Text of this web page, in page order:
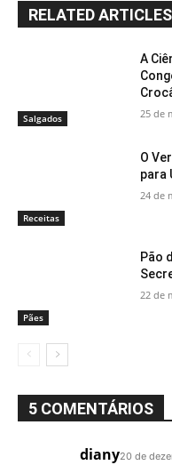
RELATED ARTICLES
Salgados
A
25 de
Receitas
O
para
24 de
Pães
Pão
22 de
5 COMENTÁRIOS
diany20 de